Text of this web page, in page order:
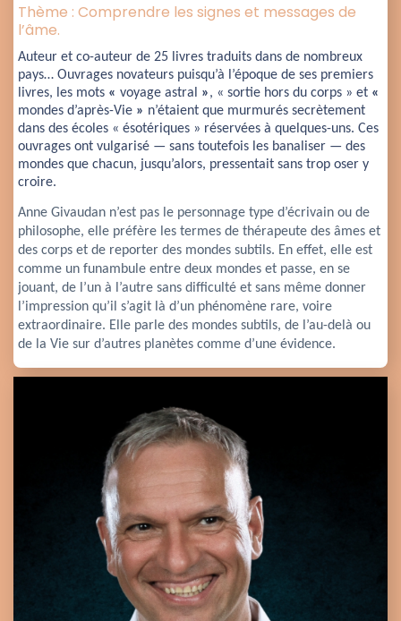
Thème : Comprendre les signes et messages de
l’âme.
Auteur et co-auteur de 25 livres traduits dans de nombreux
pays… Ouvrages novateurs puisqu’à l’époque de ses premiers
livres, les mots « voyage astral », « sortie hors du corps » et
mondes d’après-Vie » n’étaient que murmurés secrètement
dans des écoles « ésotériques » réservées à quelques-uns. Ces
ouvrages ont vulgarisé — sans toutefois les banaliser — des
mondes que chacun, jusqu’alors, pressentait sans trop oser y
croire.
Anne Givaudan n’est pas le personnage type d’écrivain ou de
philosophe, elle préfère les termes de thérapeute des âmes et
des corps et de reporter des mondes subtils. En effet, elle est
comme un funambule entre deux mondes et passe, en se
jouant, de l’un à l’autre sans difficulté et sans même donner
l’impression qu’il s’agit là d’un phénomène rare, voire
extraordinaire. Elle parle des mondes subtils, de l’au-delà ou
de la Vie sur d’autres planètes comme d’une évidence.